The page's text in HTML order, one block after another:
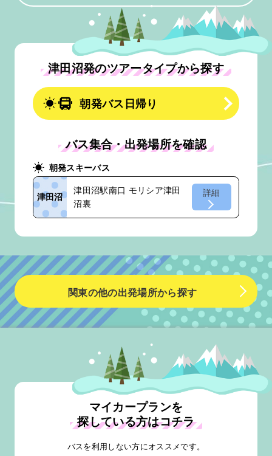
津田沼発のツアータイプから探す
朝発バス日帰り
バス集合・出発場所を確認
朝発スキーバス
津田沼
津田沼駅南口 モリシア津田
沼裏
詳細
関東の他の出発場所から探す
マイカープランを
探している方はコチラ
バスを利用しない方にオススメです。